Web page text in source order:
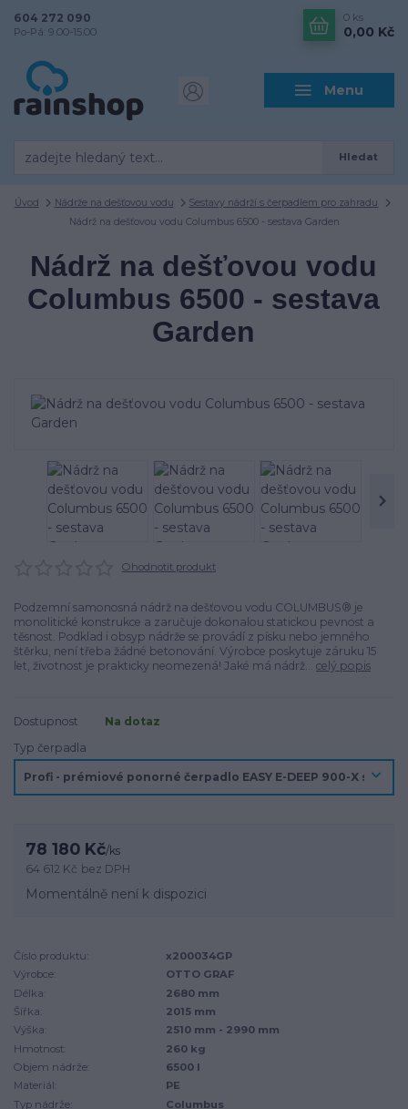
Menu
Hledat
604 272 090
Po-Pá: 9.00-15.00
0 ks
0,00 Kč
Úvod Nádrže na dešťovou vodu
Sestavy nádrží s čerpadlem pro zahradu
Nádrž na dešťovou vodu Columbus 6500 - sestava Garden
Nádrž na dešťovou vodu
Columbus 6500 - sestava
Garden
Ohodnotit produkt
Podzemní samonosná nádrž na dešťovou vodu COLUMBUS® je
monolitické konstrukce a zaručuje dokonalou statickou pevnost a
těsnost. Podklad i obsyp nádrže se provádí z písku nebo jemného
štěrku, není třeba žádné betonování. Výrobce poskytuje záruku 15
let, životnost je prakticky neomezená! Jaké má nádrž... celý popis
Dostupnost
Na dotaz
Typ čerpadla
78 180 Kč/ks
64 612 Kč bez DPH
Momentálně není k dispozici
Číslo produktu:
x200034GP
Výrobce:
OTTO GRAF
Délka:
2680 mm
Šířka:
2015 mm
Výška:
2510 mm - 2990 mm
Hmotnost:
260 kg
Objem nádrže:
6500 l
Materiál:
PE
Typ nádrže:
Columbus